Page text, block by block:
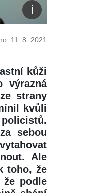
11. 8. 2021
kůži
výrazná
strany
kvůli
sebou
Ale
toho, že
že podle